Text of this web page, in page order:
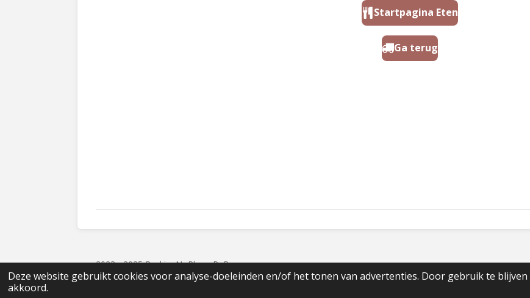
Deze website gebruikt cookies voor analyse-doeleinden en/of het tonen van advertenties. Door gebruik te
akkoord.
Startpagina Eten
Ga terug
2023 - 2025 PackingNoPlan - PnP